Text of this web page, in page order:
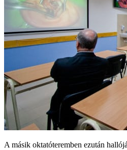
A másik oktatóteremben ezután